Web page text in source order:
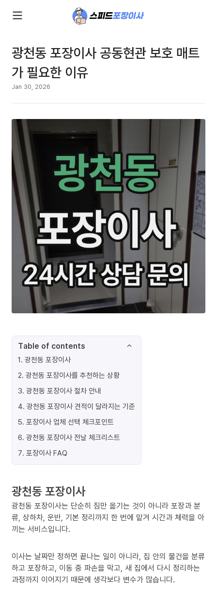
광천동 포장이사 공동현관 보호 매트
가 필요한 이유
Jan 30, 2026
Table of contents
1. 광천동 포장이사
2. 광천동 포장이사를 추천하는 상황
3. 광천동 포장이사 절차 안내
4. 광천동 포장이사 견적이 달라지는 기준
5. 포장이사 업체 선택 체크포인트
6. 광천동 포장이사 전날 체크리스트
7. 포장이사 FAQ
광천동 포장이사
광천동 포장이사는 단순히 짐만 옮기는 것이 아니라 포장과 분
류, 상하차, 운반, 기본 정리까지 한 번에 맡겨 시간과 체력을 아
끼는 서비스입니다.
이사는 날짜만 정하면 끝나는 일이 아니라, 집 안의 물건을 분류
하고 포장하고, 이동 중 파손을 막고, 새 집에서 다시 정리하는
과정까지 이어지기 때문에 생각보다 변수가 많습니다.